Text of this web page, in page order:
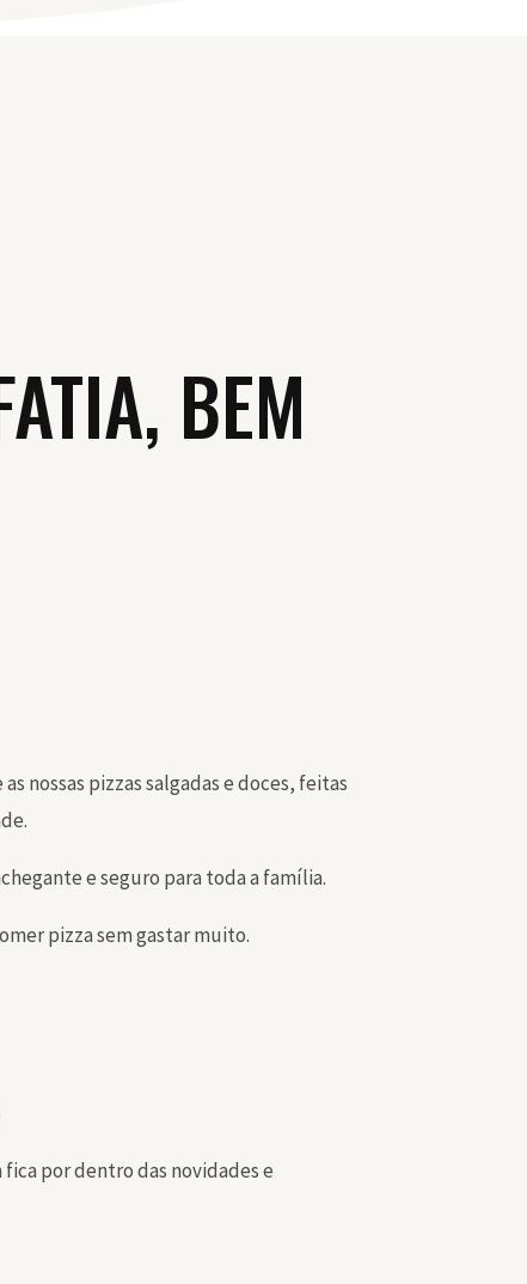
BEM
nossas pizzas salgadas e doces, feitas
e seguro para toda a família.
pizza sem gastar muito.
por dentro das novidades e